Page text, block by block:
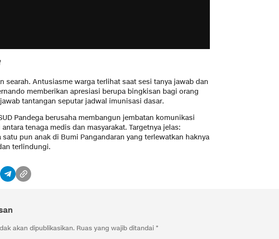
searah. Antusiasme warga terlihat saat sesi tanya jawab dan
memberikan apresiasi berupa bingkisan bagi orang
tantangan seputar jadwal imunisasi dasar.
Pandega berusaha membangun jembatan komunikasi
tenaga medis dan masyarakat. Targetnya jelas:
pun anak di Bumi Pangandaran yang terlewatkan haknya
terlindungi.
akan dipublikasikan. Ruas yang wajib ditandai *